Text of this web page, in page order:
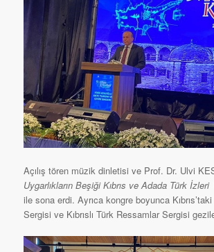
Açılış tören müzik dinletisi ve Prof. Dr. Ulvi
Uygarlıkların Beşiği Kıbrıs ve Adada Türk İzleri
ile sona erdi. Ayrıca kongre boyunca
Sergisi ve Kıbrıslı Türk Ressamlar Sergisi